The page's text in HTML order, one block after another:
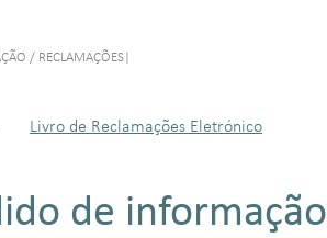
/ RECLAMAÇÕES
Livro de Reclamações Eletrónico
de informação